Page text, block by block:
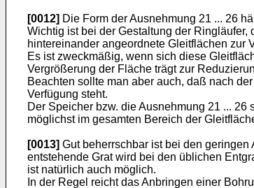
[0012] Die Form der Ausnehmung 21 ... 26
Wichtig ist bei der Gestaltung der
hintereinander angeordnete Gleitflächen zur
Es ist zweckmäßig, wenn sich diese
Vergrößerung der Fläche trägt zur
Beachten sollte man aber auch, daß nach
Verfügung steht.
Der Speicher bzw. die Ausnehmung 21 ...
möglichst im gesamten Bereich der
[0013] Gut beherrschbar ist bei den
entstehende Grat wird bei den üblichen
ist natürlich auch möglich.
In der Regel reicht das Anbringen einer